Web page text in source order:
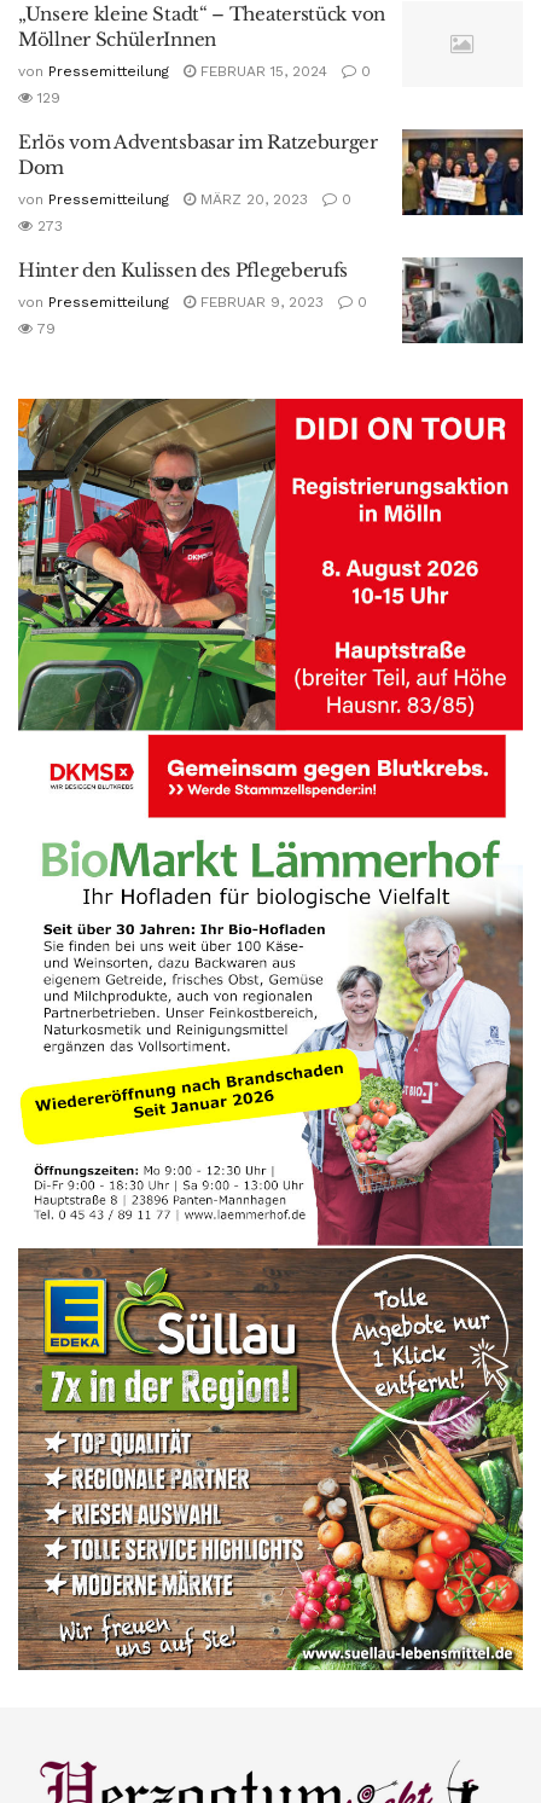
„Unsere kleine Stadt“ – Theaterstück von
Möllner SchülerInnen
von Pressemitteilung FEBRUAR 15, 2024
0
129
Erlös vom Adventsbasar im Ratzeburger
Dom
von Pressemitteilung MÄRZ 20, 2023
0
273
Hinter den Kulissen des Pflegeberufs
von Pressemitteilung FEBRUAR 9, 2023
0
79